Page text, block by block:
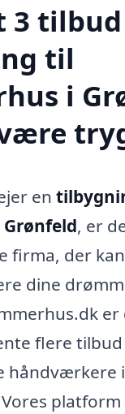
3
til
i
en
, er
firma, der
dine
er
flere
håndværkere